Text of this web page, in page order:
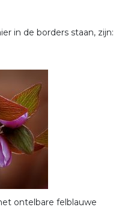
in de borders staan, zijn:
ontelbare felblauwe